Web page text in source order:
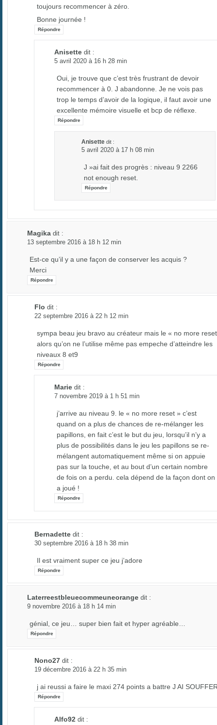
toujours recommencer à zéro.
Bonne journée !
Répondre
Anisette dit :
5 avril 2020 à 16 h 28 min
Oui, je trouve que c’est très frustrant de devoir
recommencer à 0. J abandonne. Je ne vois pas
trop le temps d’avoir de la logique, il faut avoir une
excellente mémoire visuelle et bcp de réflexe.
Répondre
Anisette dit :
5 avril 2020 à 17 h 08 min
J »ai fait des progrès : niveau 9 2266
not enough reset.
Répondre
Magika dit :
13 septembre 2016 à 18 h 12 min
Est-ce qu’il y a une façon de conserver les acquis ?
Merci
Répondre
Flo dit :
22 septembre 2016 à 22 h 12 min
sympa beau jeu bravo au créateur mais le « no more
alors qu’on ne l’utilise même pas empeche d’atteindre les
niveaux 8 et9
Répondre
Marie dit :
7 novembre 2019 à 1 h 51 min
j’arrive au niveau 9. le « no more reset » c’est
quand on a plus de chances de re-mélanger les
papillons, en fait c’est le but du jeu, lorsqu’il n’y a
plus de possibilités dans le jeu les papillons se re-
mélangent automatiquement même si on appuie
pas sur la touche, et au bout d’un certain nombre
de fois on a perdu. cela dépend de la façon dont on
a joué !
Répondre
Bernadette dit :
30 septembre 2016 à 18 h 38 min
Il est vraiment super ce jeu j’adore
Répondre
Laterreestbleuecommeuneorange dit :
9 novembre 2016 à 18 h 14 min
génial, ce jeu… super bien fait et hyper agréable…
Répondre
Nono27 dit :
19 décembre 2016 à 22 h 35 min
j ai reussi a faire le maxi 274 points a battre J AI
Répondre
Alfo92 dit :